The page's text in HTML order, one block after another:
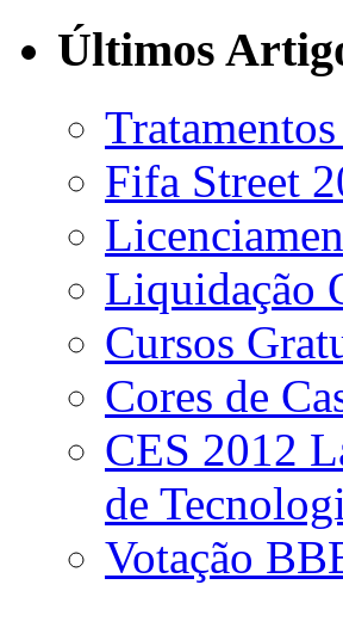
Últimos
Fifa Street
Liquidação
Cursos
Cores de
CES 2012
de
Votação